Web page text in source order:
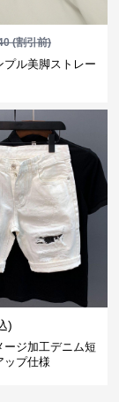
(割引前)
プル美脚ストレー
)
ージ加工デニム短
ップ仕様